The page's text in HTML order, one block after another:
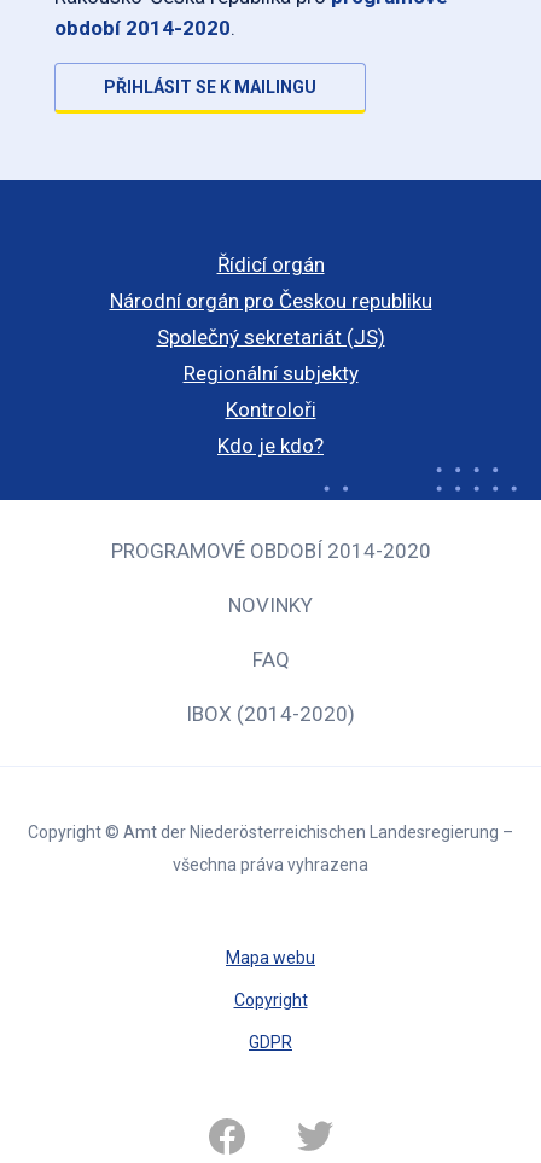
období 2014-2020.
PŘIHLÁSIT SE K MAILINGU
Řídicí orgán
Národní orgán pro Českou republiku
Společný sekretariát (JS)
Regionální subjekty
Kontroloři
Kdo je kdo?
PROGRAMOVÉ OBDOBÍ 2014-2020
NOVINKY
FAQ
IBOX (2014-2020)
Copyright © Amt der Niederösterreichischen Landesregierung –
všechna práva vyhrazena
Mapa webu
Copyright
GDPR